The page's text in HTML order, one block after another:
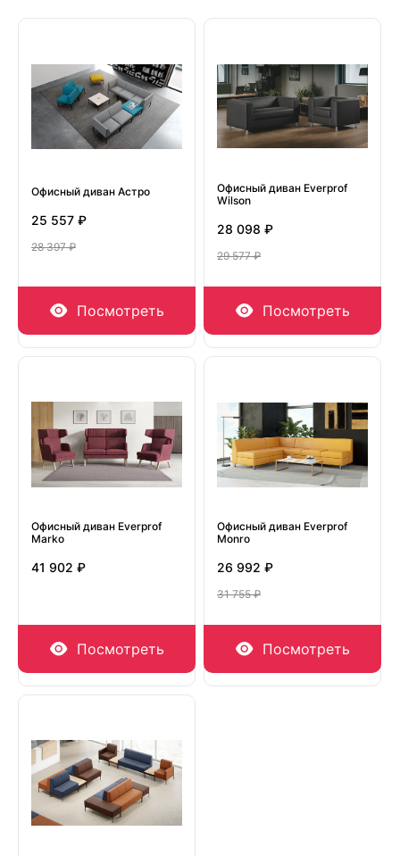
Офисный диван Астро
25 557 ₽
28 397 ₽
Посмотреть
Офисный диван Everprof
Wilson
28 098 ₽
29 577 ₽
Посмотреть
Офисный диван Everprof
Marko
41 902 ₽
Посмотреть
Офисный диван Everprof
Monro
26 992 ₽
31 755 ₽
Посмотреть